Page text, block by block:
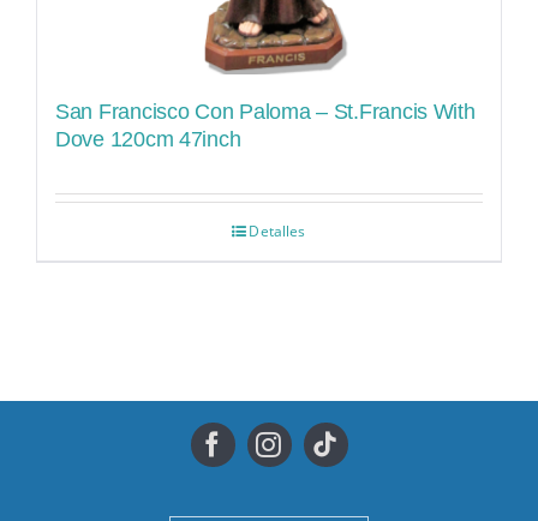
San Francisco Con Paloma – St.Francis With
Dove 120cm 47inch
Detalles